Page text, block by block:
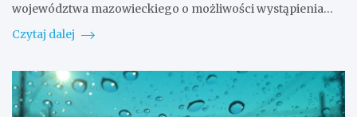
województwa mazowieckiego o możliwości wystąpienia…
Czytaj dalej